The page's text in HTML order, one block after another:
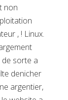
non
, ! Linux.
sorte a
denicher
argentier,